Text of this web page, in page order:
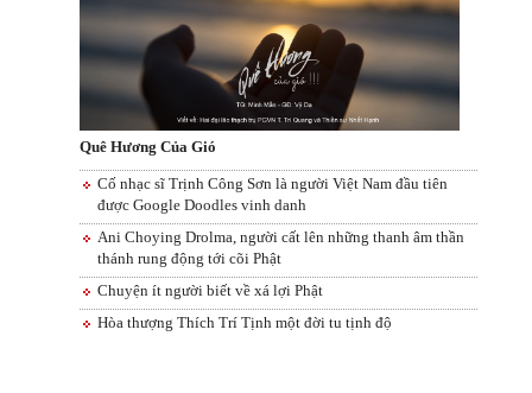
Quê Hương Của Gió
Cố nhạc sĩ Trịnh Công Sơn là người Việt Nam đầu tiên
được Google Doodles vinh danh
Ani Choying Drolma, người cất lên những thanh âm thần
thánh rung động tới cõi Phật
Chuyện ít người biết về xá lợi Phật
Hòa thượng Thích Trí Tịnh một đời tu tịnh độ